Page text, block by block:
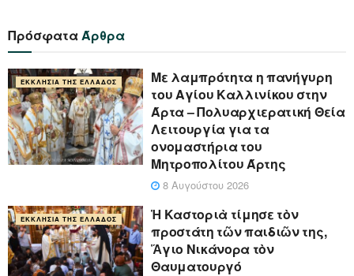
ΠρόσφαταΆρθρα
ΕΚΚΛΗΣΊΑ ΤΗΣ ΕΛΛΆΔΟΣ
Με λαμπρότητα η πανήγυρη
του Αγίου Καλλινίκου στην
Άρτα – Πολυαρχιερατική Θεία
Λειτουργία για τα
ονομαστήρια του
Μητροπολίτου Άρτης
8 Αυγούστου 2026
ΕΚΚΛΗΣΊΑ ΤΗΣ ΕΛΛΆΔΟΣ
Ἡ Καστοριὰ τίμησε τὸν
προστάτη τῶν παιδιῶν της,
Ἅγιο Νικάνορα τὸν
Θαυματουργό